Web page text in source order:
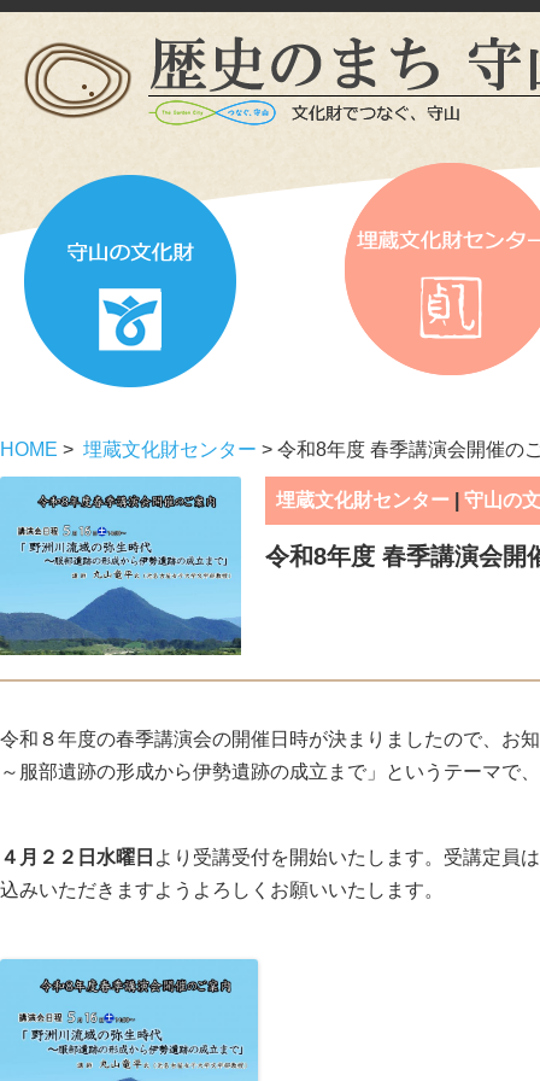
HOME > 埋蔵文化財センター > 令和8年度 春季講演会開催の
埋蔵文化財センター 守山の
令和8年度 春季講演会開
令和８年度の春季講演会の開催日時が決まりましたので、お
～服部遺跡の形成から伊勢遺跡の成立まで」というテーマで
４月２２日水曜日 より受講受付を開始いたします。受講定員
込みいただきますようよろしくお願いいたします。